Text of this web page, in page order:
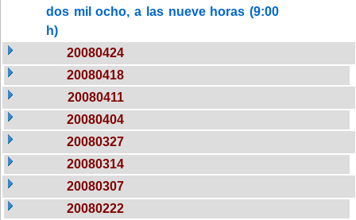
dos mil ocho, a las nueve horas (9:00
h)
20080424
20080418
20080411
20080404
20080327
20080314
20080307
20080222